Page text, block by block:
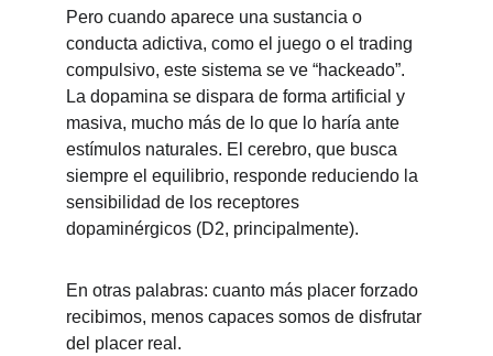
Pero cuando aparece una sustancia o
conducta adictiva, como el juego o el trading
compulsivo, este sistema se ve “hackeado”.
La dopamina se dispara de forma artificial y
masiva, mucho más de lo que lo haría ante
estímulos naturales. El cerebro, que busca
siempre el equilibrio, responde reduciendo la
sensibilidad de los receptores
dopaminérgicos (D2, principalmente).
En otras palabras: cuanto más placer forzado
recibimos, menos capaces somos de disfrutar
del placer real.